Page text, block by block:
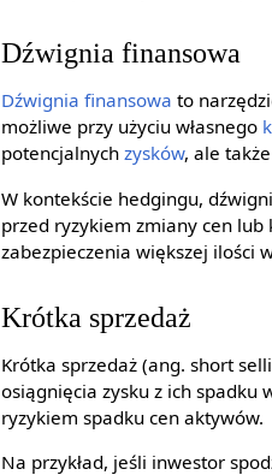
Dźwignia finansowa
Dźwignia finansowa to
możliwe przy użyciu własnego
potencjalnychzysków, ale
W kontekście hedgingu,
przed ryzykiem zmiany cen
zabezpieczenia większej ilości
Krótka sprzedaż
Krótka sprzedaż (ang. short
osiągnięcia zysku z ich spadku
ryzykiem spadku cen aktywów.
Na przykład, jeśli inwestor